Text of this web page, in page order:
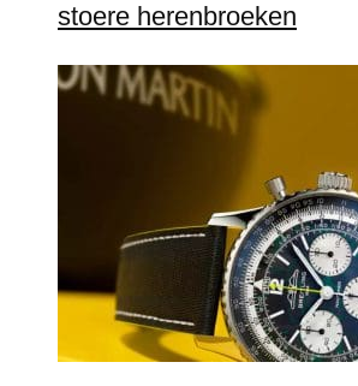
stoere herenbroeken